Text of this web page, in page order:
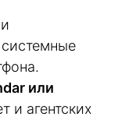
или
и агентских